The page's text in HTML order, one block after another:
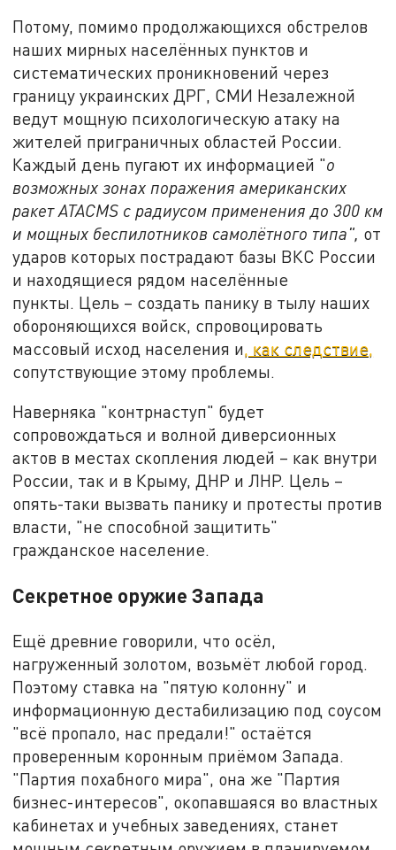
Потому, помимо продолжающихся обстрелов
наших мирных населённых пунктов и
систематических проникновений через
границу украинских ДРГ, СМИ Незалежной
ведут мощную психологическую атаку на
жителей приграничных областей России.
Каждый день пугают их информацией "о
возможных зонах поражения американских
ракет ATACMS с радиусом применения до 300 км
и мощных беспилотников самолётного типа", от
ударов которых пострадают базы ВКС России
и находящиеся рядом населённые
пункты. Цель – создать панику в тылу наших
обороняющихся войск, спровоцировать
массовый исход населения и, как следствие,
сопутствующие этому проблемы.
Наверняка "контрнаступ" будет
сопровождаться и волной диверсионных
актов в местах скопления людей – как внутри
России, так и в Крыму, ДНР и ЛНР. Цель –
опять-таки вызвать панику и протесты против
власти, "не способной защитить"
гражданское население.
Секретное оружие Запада
Ещё древние говорили, что осёл,
нагруженный золотом, возьмёт любой город.
Поэтому ставка на "пятую колонну" и
информационную дестабилизацию под соусом
"всё пропало, нас предали!" остаётся
проверенным коронным приёмом Запада.
"Партия похабного мира", она же "Партия
бизнес-интересов", окопавшаяся во властных
кабинетах и учебных заведениях, станет